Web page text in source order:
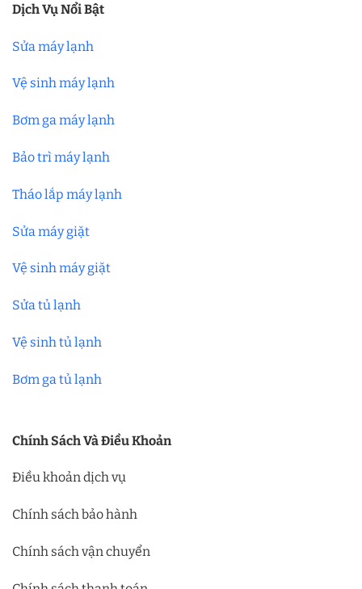
Dịch Vụ Nổi Bật
Sửa máy lạnh
Vệ sinh máy lạnh
Bơm ga máy lạnh
Bảo trì máy lạnh
Tháo lắp máy lạnh
Sửa máy giặt
Vệ sinh máy giặt
Sửa tủ lạnh
Vệ sinh tủ lạnh
Bơm ga tủ lạnh
Chính Sách Và Điều Khoản
Điều khoản dịch vụ
Chính sách bảo hành
Chính sách vận chuyển